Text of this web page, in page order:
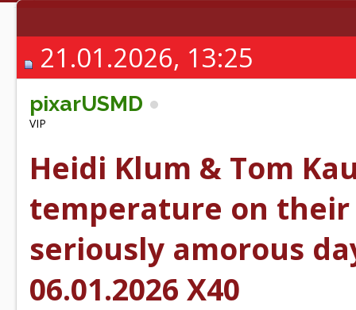
21.01.2026, 13:25
pixarUSMD
VIP
Heidi Klum & Tom
temperature on their
seriously amorous
06.01.2026 X40